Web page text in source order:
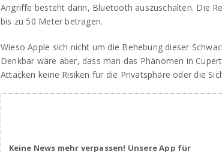
Angriffe besteht darin, Bluetooth auszuschalten. Die
bis zu 50 Meter betragen.
Wieso Apple sich nicht um die Behebung dieser
Denkbar wäre aber, dass man das Phänomen in
Attacken keine Risiken für die Privatsphäre oder die
Keine News mehr verpassen! Unsere App für